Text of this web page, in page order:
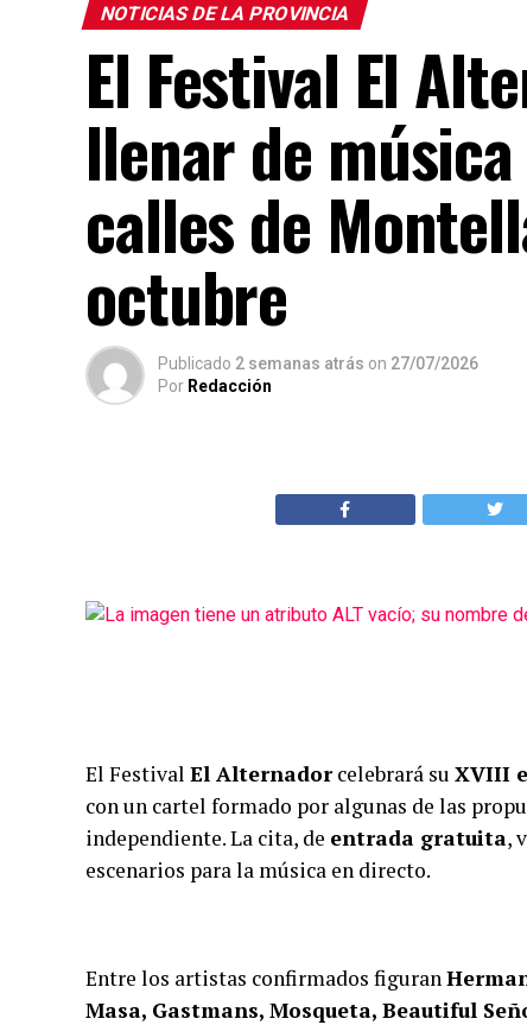
NOTICIAS DE LA PROVINCIA
El Festival El
llenar de
calles de
octubre
Publicado 2 semanas atrás on 27/07/2026
Por Redacción
El Festival El Alternadorcelebrará su XVIII
con un cartel formado por algunas de las
independiente. La cita, de entrada gratuita,
escenarios para la música en directo.
Entre los artistas confirmados figuran
Masa, Gastmans, Mosqueta, Beautiful